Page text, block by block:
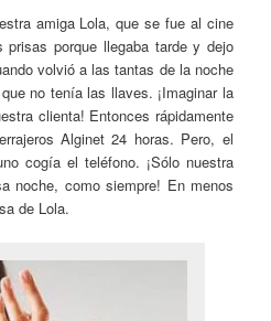
amiga Lola, que se fue al cine
porque llegaba tarde y dejo
volvió a las tantas de la noche
no tenía las llaves. ¡Imaginar la
clienta! Entonces rápidamente
Alginet 24 horas. Pero, el
cogía el teléfono. ¡Sólo nuestra
noche, como siempre! En menos
de Lola.